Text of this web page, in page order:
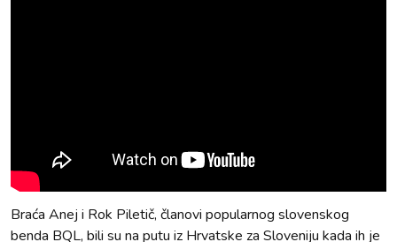
Braća Anej i Rok Piletič, članovi popularnog slovenskog
benda BQL, bili su na putu iz Hrvatske za Sloveniju kada ih je